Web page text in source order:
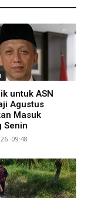
untuk ASN
Agustus
Masuk
Senin
-09:48